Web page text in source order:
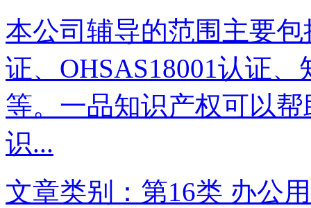
本公司辅导的范围主要包
证、OHSAS18001认证
等。一品知识产权可以
识...
文章类别：第16类 办公